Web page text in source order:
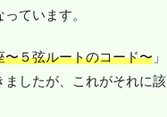
ています。
〜５弦ルートのコード〜
したが、これがそれに該